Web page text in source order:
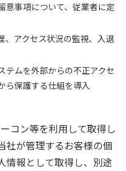
意事項について、従業者に定
、アクセス状況の監視、入退
テムを外部からの不正アクセ
ら保護する仕組を導入
コン等を利用して取得し
社が管理するお客様の個
情報として取得し、別途